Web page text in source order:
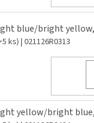
blue/bright
ks) | 021126R0313
yellow/bright